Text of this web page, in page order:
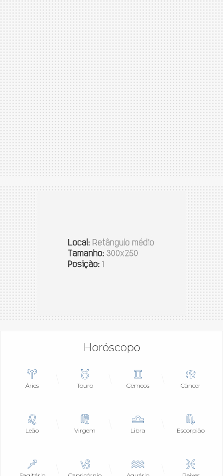
Horóscopo
Áries Touro Gêmeos Câncer
Leão Virgem Libra Escorpião